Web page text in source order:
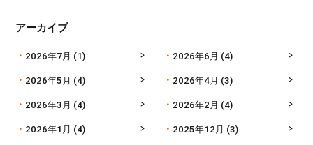
アーカイブ
2026年7月 (1) 2026年6月 (4)
2026年5月 (4) 2026年4月 (3)
2026年3月 (4) 2026年2月 (4)
2026年1月 (4) 2025年12月 (3)